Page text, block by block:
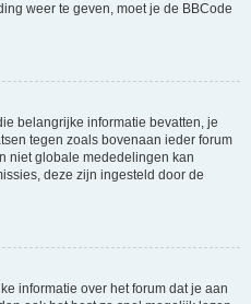
weer te geven, moet je de BBCode
belangrijke informatie bevatten, je
tegen zoals bovenaan ieder forum
niet globale mededelingen kan
deze zijn ingesteld door de
informatie over het forum dat je aan